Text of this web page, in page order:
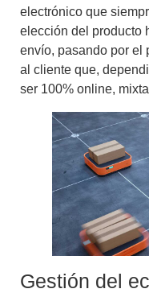
electrónico que
elección del producto
envío, pasando por el
al cliente que,
ser 100% online,
Gestión del